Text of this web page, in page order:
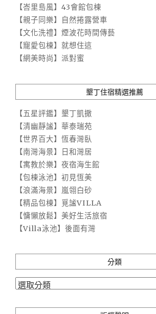
【峇里島風】43會館包棟
【親子同樂】自然捲露營車
【文化洗禮】煙波花時間傳藝
【寵愛包棟】就想住這
【網美時尚】派對蜜
墾丁住宿精選推薦
【五星評鑑】墾丁凱撒
【清幽靜謐】華泰瑞苑
【世界百大】恆春灣臥
【南灣海景】日和灣居
【寓教於樂】夜宿海生館
【包棟泳池】初見恆美
【浪滿海景】嵐翎白砂
【精品包棟】覓謐VILLA
【慵懶放鬆】美好生活旅宿
【Villa泳池】後面有灣
分類
分